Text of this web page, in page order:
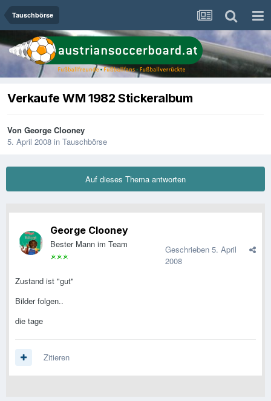
Tauschbörse
Verkaufe WM 1982 Stickeralbum
Von George Clooney
5. April 2008 in Tauschbörse
Auf dieses Thema antworten
George Clooney
Bester Mann im Team Geschrieben 5. April
2008
Zustand ist "gut"
Bilder folgen..
die tage
Zitieren